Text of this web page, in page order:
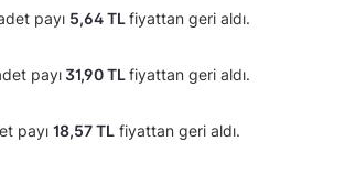
payı 5,64 TLfiyattan geri aldı.
payı31,90 TLfiyattan geri aldı.
payı 18,57 TL fiyattan geri aldı.